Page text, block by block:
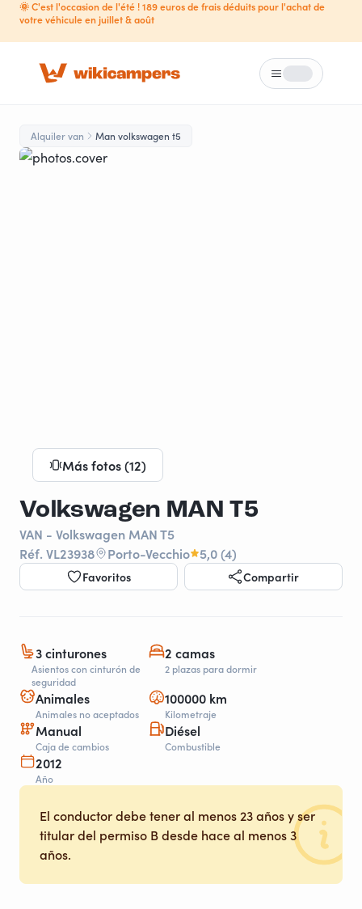
🌞 C'est l'occasion de l'été ! 189 euros de frais déduits pour l'achat de
votre véhicule en juillet & août
Menú
Loading...
Alquiler van Man volkswagen t5
Más fotos (12)
Volkswagen MAN T5
VAN - Volkswagen MAN T5
Réf. VL23938
Porto-Vecchio 5,0 (4)
Favoritos Compartir
3 cinturones
Asientos con cinturón de
seguridad
2 camas
2 plazas para dormir
Animales
Animales no aceptados
100000 km
Kilometraje
Manual
Caja de cambios
Diésel
Combustible
2012
Año
El conductor debe tener al menos 23 años y ser
titular del permiso B desde hace al menos 3
años.